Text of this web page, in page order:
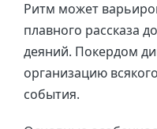
Ритм может
плавного рассказа
деяний. Покердом
организацию
события.